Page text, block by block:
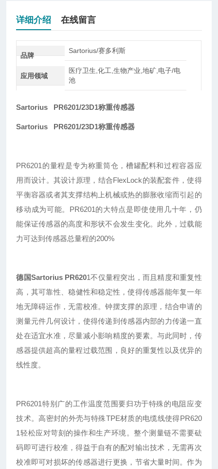
详细介绍 在线留言
品牌
Sartorius/赛多利斯
应用领域
医疗卫生,化工,生物产业,地矿,电子/电
池
Sartorius PR6201/23D1称重传感器
Sartorius PR6201/23D1称重传感器
PR6201的量程是专为称重筒仓，槽罐配料和过程容器应
用而设计。其设计原理，结合FlexLock的装配套件，使得
平衡容器或者其支撑结构上机械或热的膨胀收缩而引起的
移动成为可能。PR6201的大特点是即使使用几十年，仍
能保证传感器的高度和形状不会发生变化。此外，过载能
力可达到传感器总量程的200%
德国SartoriusPR6201不仅量程突出 ， 而且精度和重复性
高 ， 其可靠性 、稳健性和稳定性，使得传感器能年复一年
地无障碍运作，无需校准。钟摆支撑的原理，结合申请的
测量元件几何设计，使得传递到传感器内部的力传递一直
处在适宜水准，尽量减小影响精度的要素。与此同时，传
感器提供超高的量程过载范围，良好的重复性以及优异的
线性度。
PR6201特别广的工作温度范围要归功于特殊的电阻应变
技术。高密封的外壳与特殊TPE材质的电缆线使得PR620
1轻松应对苛刻的操作和生产环境。整个测量链不需要砝
码即可进行校准，得益于自有的配对输出技术，无需再次
校准即可对损坏的传感器进行更换，节省大量时间。作为